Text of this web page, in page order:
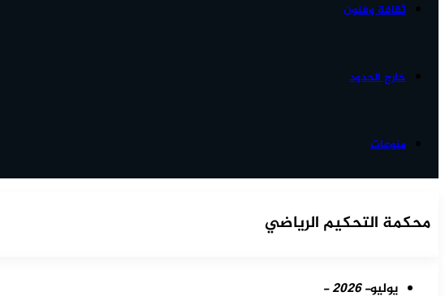
ثقافة وفنون
خارج الحدود
منوعات
محكمة التحكيم الرياضي
يوليو- 2026 -